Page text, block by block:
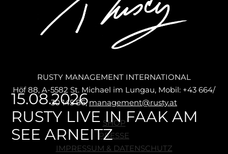
15.08.2026
RUSTY LIVE IN FAAK AM
SEE ARNEITZ
RUSTY MANAGEMENT INTERNATIONAL
Höf 88, A-5582 St. Michael im Lungau, Mobil: +43 664/
30 145 86,management@rusty.at
Navigation
überspringen
SHOP
PRESSE
IMPRESSUM & DATENSCHUTZ